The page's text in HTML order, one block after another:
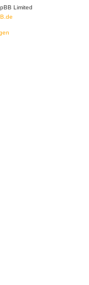
Limited